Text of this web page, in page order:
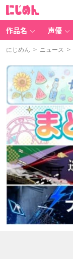
作品名 声優
にじめん > ニュース >